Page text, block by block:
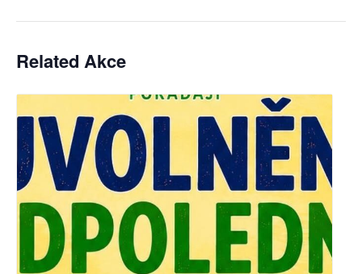
Related Akce